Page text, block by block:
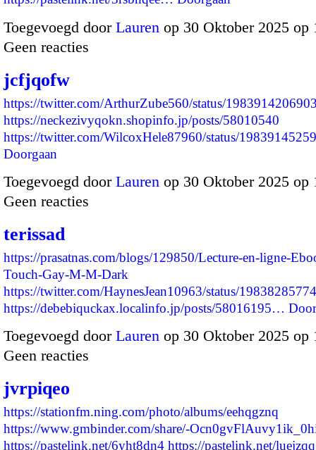
Toegevoegd door Lauren op 30 Oktober 2025
Geen reacties
jcfjqofw
https://twitter.com/ArthurZube560/status/
https://neckezivyqokn.shopinfo.jp/posts/58010540
https://twitter.com/WilcoxHele87960/status/
Doorgaan
Toegevoegd door Lauren op 30 Oktober 2025
Geen reacties
terissad
https://prasatnas.com/blogs/129850/Lecture-en-ligne-
Touch-Gay-M-M-Dark
https://twitter.com/HaynesJean10963/status/
https://debebiquckax.localinfo.jp/posts/58016195…
Toegevoegd door Lauren op 30 Oktober 2025
Geen reacties
jvrpiqeo
https://stationfm.ning.com/photo/albums/eehqgznq
https://www.gmbinder.com/share/-
https://pastelink.net/6yht8dn4 https://pastelink.net/